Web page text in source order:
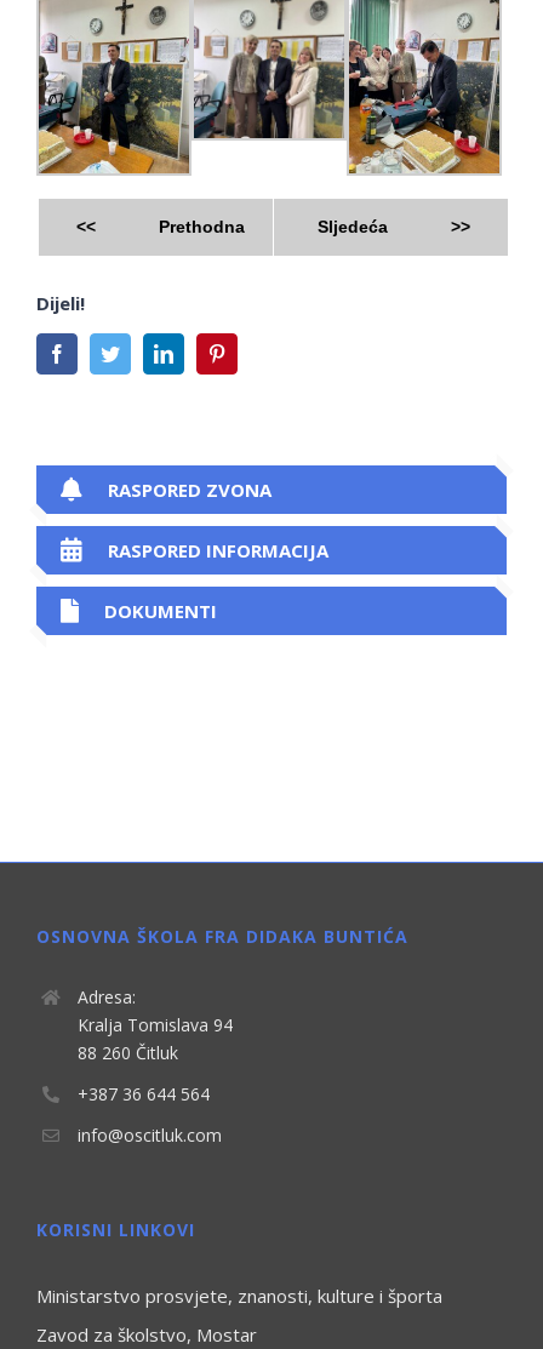
<< Prethodna Sljedeća >>
Dijeli!
FacebookTwitterLinkedIn
RASPORED ZVONA
RASPORED INFORMACIJA
DOKUMENTI
OSNOVNA ŠKOLA FRA DIDAKA BUNTIĆA
Adresa:
Kralja Tomislava 94
88 260 Čitluk
+387 36 644 564
info@oscitluk.com
KORISNI LINKOVI
Ministarstvo prosvjete, znanosti, kulture i športa
Zavod za školstvo, Mostar